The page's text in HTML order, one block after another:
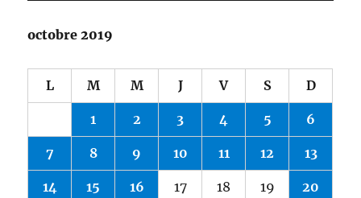
octobre 2019
L M M J V S D
1 2 3 4 5 6
7 8 9 10 11 12 13
14 15 16 17 18 19 20